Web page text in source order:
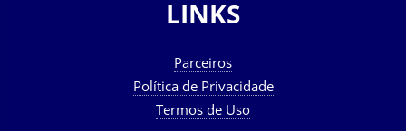
LINKS
Parceiros
Política de Privacidade
Termos de Uso